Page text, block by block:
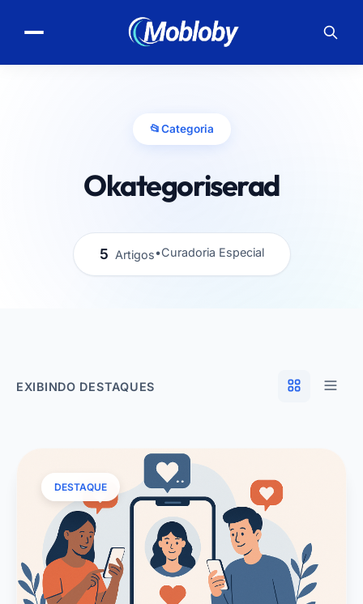
📂Categoria
Okategoriserad
5 Artigos•Curadoria Especial
EXIBINDO DESTAQUES
DESTAQUE